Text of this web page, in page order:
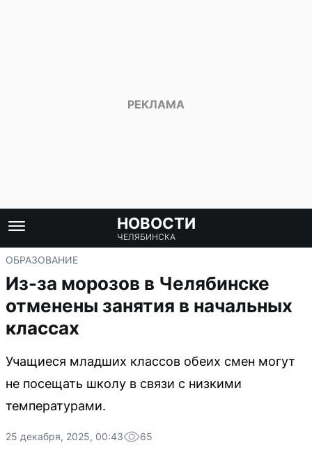
НОВОСТИ
ЧЕЛЯБИНСКА
ОБРАЗОВАНИЕ
Из-за морозов в Челябинске
отменены занятия в начальных
классах
Учащиеся младших классов обеих смен могут
не посещать школу в связи с низкими
температурами.
25 декабря, 2025, 00:43 65